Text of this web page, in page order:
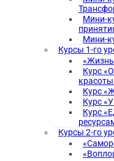
Мини-
Мини-
Курсы 1-го
«Жизнь
Курс
Курс
Курс
Курс
Курсы 2-го